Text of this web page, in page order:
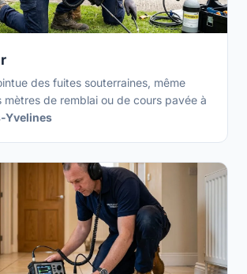
des fuites souterraines, même
mètres de remblai ou de cours pavée à
Yvelines